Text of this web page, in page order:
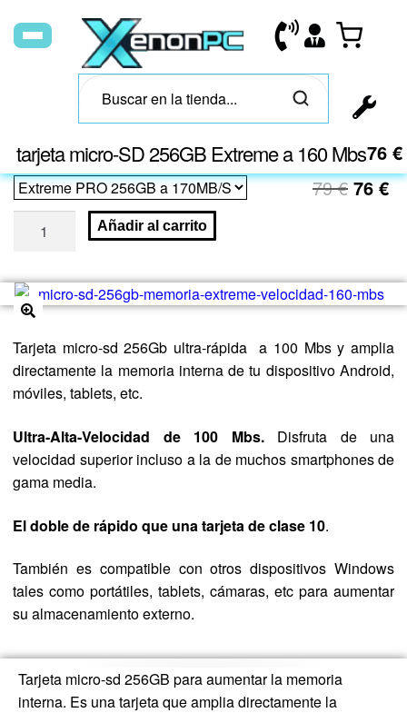
tarjeta micro-SD 256GB Extreme a 160 Mbs
59€ - 76 €
79€ 76€
Añadir al carrito
Tarjeta micro-sd 256Gb ultra-rápida a 100 Mbs y amplia
directamente la memoria interna de tu dispositivo Android,
móviles, tablets, etc.
Ultra-Alta-Velocidad de 100 Mbs.Disfruta de una
velocidad superior incluso a la de muchos smartphones de
gama media.
El doble de rápido que una tarjeta de clase 10.
También es compatible con otros dispositivos Windows
tales como portátiles, tablets, cámaras, etc para aumentar
su almacenamiento externo.
Tarjeta micro-sd 256GB para aumentar la memoria
interna. Es una tarjeta que amplia directamente la